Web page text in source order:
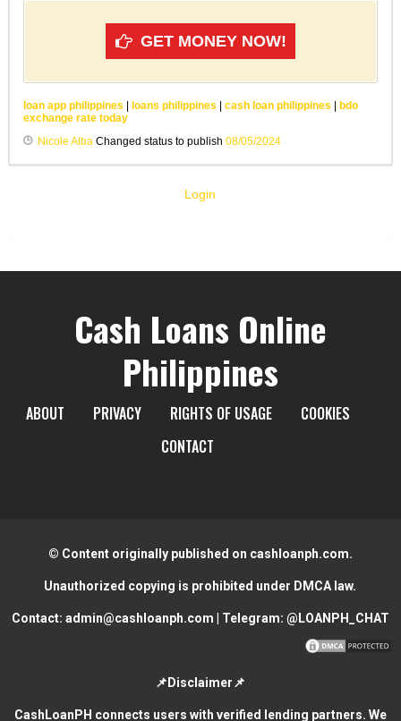
GET MONEY NOW!
loan app philippines loans philippines cash loan philippines
bdo
exchange rate today
Nicole AlbaChanged status to publish 08/05/2024
Login
Cash Loans Online
Philippines
ABOUT PRIVACY RIGHTS OF USAGE
COOKIES
CONTACT
© Content originally published on cashloanph.com.
Unauthorized copying is prohibited under DMCA law.
Contact: admin@cashloanph.com | Telegram: @LOANPH_CHAT
📌Disclaimer📌
CashLoanPH connects users with verified lending partners. We